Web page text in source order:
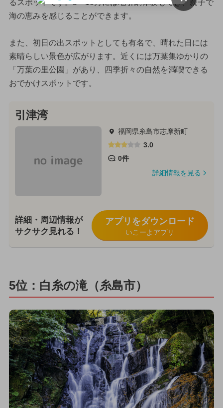
るスポットです。5〜10月には地引網体験もでき、親子で
海の恵みを感じることができます。
また、初日の出スポットとしても有名で、晴れた日には
素晴らしい景色が広がります。近くには万葉集ゆかりの
「万葉の里公園」があり、四季折々の自然を満喫できる
おでかけスポットです。
引津湾
福岡県糸島市志摩新町
3.0
0件
詳細情報を見る
詳細・周辺情報が
サクサク見れる！
アプリをダウンロード
いこーよアプリ
5位：白糸の滝（糸島市）